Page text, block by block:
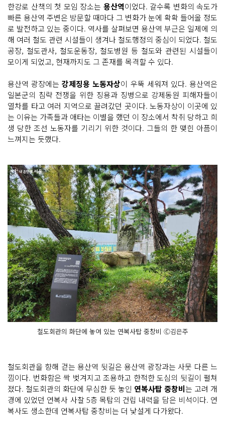
한강로 산책의 첫 모임 장소는 용산역이었다. 갈수록 변화의 속도가
빠른 용산역 주변은 방문할 때마다 그 변화가 눈에 확확 들어올 정도
로 발전하고 있는 중이다. 역사를 살펴보면 용산역 부근은 일제에 의
해 여러 철도 관련 시설들이 생겨나 철도행정의 중심이 되었다. 철도
공장, 철도관사, 철도운동장, 철도병원 등 철도와 관련된 시설들이
모이게 되었고, 현재까지도 그 존재를 목격할 수 있다.
용산역 광장에는강제징용 노동자상이 우뚝 세워져 있다. 용산역은
일본군의 침략 전쟁을 위한 징용과 징병으로 강제동원 피해자들이
열차를 타고 여러 지역으로 끌려갔던 곳이다. 노동자상이 이곳에 있
는 이유는 가족들과 애타는 이별을 했던 이 장소에서 착취 당하고 희
생 당한 조선 노동자를 기리기 위한 것이다. 그들의 한 맺힌 아픔이
느껴지는 듯했다.
철도회관의 화단에 놓여 있는 연복사탑 중창비 Ⓒ김은주
철도회관을 향해 걷는 용산역 뒷길은 용산역 광장과는 사뭇 다른 느
낌이다. 번화함은 싹 벗겨지고 조용하고 한적한 도심의 뒷길이 펼쳐
졌다. 철도회관의 화단에 무심한 듯 놓인 연복사탑 중창비는 고려 개
경에 있었던 연복사 사찰 5층 목탑의 건립 내력을 담은 비석이다. 연
복사도 생소한데 연복사탑 중창비는 더 낯설게 다가왔다.